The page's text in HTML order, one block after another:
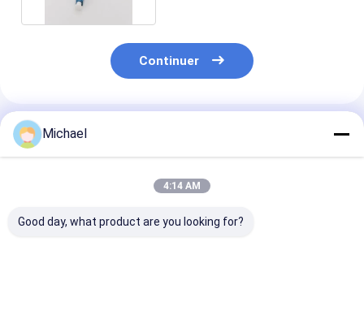
Continuer
Produits Recommandés
Michael
4:14 AM
Good day, what product are you looking for?